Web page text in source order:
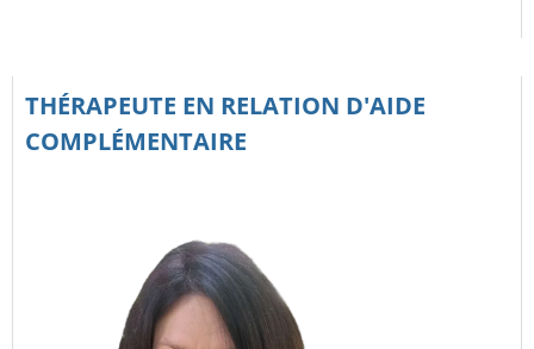
THÉRAPEUTE EN RELATION D'AIDE
COMPLÉMENTAIRE